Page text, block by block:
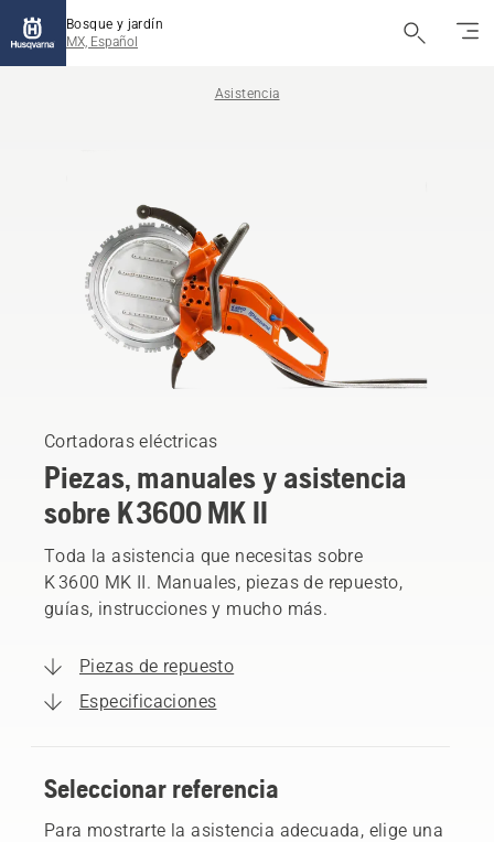
Bosque y jardín
MX, Español
Asistencia
Cortadoras eléctricas
Piezas, manuales y asistencia
sobre K 3600 MK II
Toda la asistencia que necesitas sobre
K 3600 MK II. Manuales, piezas de repuesto,
guías, instrucciones y mucho más.
Piezas de repuesto
Especificaciones
Seleccionar referencia
Para mostrarte la asistencia adecuada, elige una